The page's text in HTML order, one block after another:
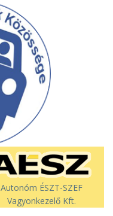
Autonóm ÉSZT-SZEF
Vagyonkezelő Kft.